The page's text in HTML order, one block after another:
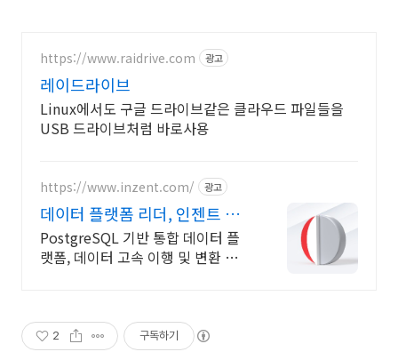
https://www.raidrive.com 광고
레이드라이브
Linux에서도 구글 드라이브같은 클라우드 파일들을
USB 드라이브처럼 바로사용
https://www.inzent.com/ 광고
데이터 플랫폼 리더, 인젠트 필
수 기능 통합 제공
PostgreSQL 기반 통합 데이터 플
랫폼, 데이터 고속 이행 및 변환 솔루
2 구독하기